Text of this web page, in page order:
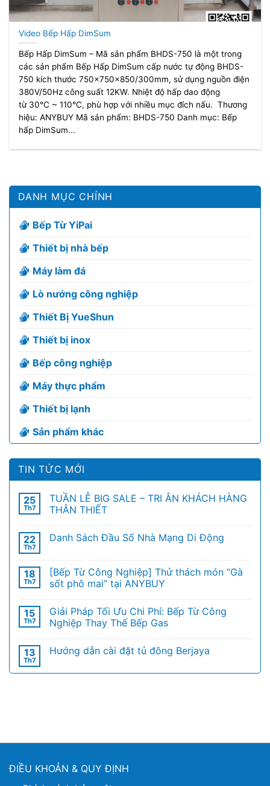
Video Bếp Hấp DimSum
Bếp Hấp DimSum – Mã sản phẩm BHDS-750 là một trong
các sản phẩm Bếp Hấp DimSum cấp nước tự động BHDS-
750 kích thước 750x750x850/300mm, sử dụng nguồn điện
380V/50Hz công suất 12KW. Nhiệt độ hấp dao động
từ 30℃ ~ 110℃, phù hợp với nhiều mục đích nấu. Thương
hiệu: ANYBUY Mã sản phẩm: BHDS-750 Danh mục: Bếp
hấp DimSum...
DANH MỤC CHÍNH
Bếp Từ YiPai
Thiết bị nhà bếp
Máy làm đá
Lò nướng công nghiệp
Thiết Bị YueShun
Thiết bị inox
Bếp công nghiệp
Máy thực phẩm
Thiết bị lạnh
Sản phẩm khác
TIN TỨC MỚI
25
Th7
TUẦN LỄ BIG SALE – TRI ÂN KHÁCH HÀNG
THÂN THIẾT
22
Th7
Danh Sách Đầu Số Nhà Mạng Di Động
18
Th7
[Bếp Từ Công Nghiệp] Thử thách món “Gà
sốt phô mai” tại ANYBUY
15
Th7
Giải Pháp Tối Ưu Chi Phí: Bếp Từ Công
Nghiệp Thay Thế Bếp Gas
13
Th7
Hướng dẫn cài đặt tủ đông Berjaya
ĐIỀU KHOẢN & QUY ĐỊNH